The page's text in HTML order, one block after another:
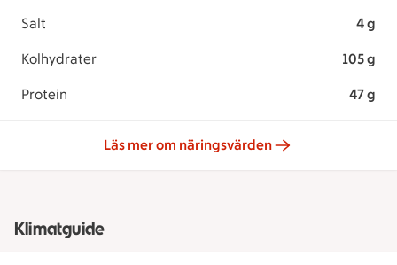
Salt 4 g
Kolhydrater 105 g
Protein 47 g
Läs mer om näringsvärden
Klimatguide